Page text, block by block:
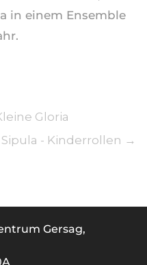
in einem Ensemble
Gloria
- Kinderrollen →
Gersag,